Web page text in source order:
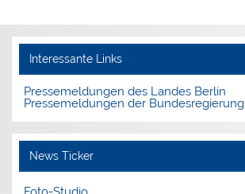
Interessante Links
Pressemeldungen des Landes Berlin
Pressemeldungen der Bundesregierung
News Ticker